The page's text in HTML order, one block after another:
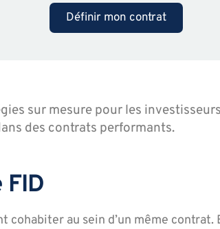
Définir mon contrat
sur mesure pour les investisseurs
des contrats performants.
au sein d’un même contrat.